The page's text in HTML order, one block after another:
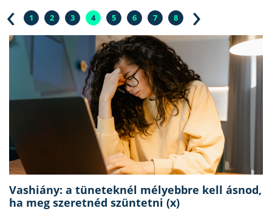
‹ 1 2 3 4 5 6 7 8 ›
Vashiány: a tüneteknél mélyebbre kell ásnod,
ha meg szeretnéd szüntetni (x)